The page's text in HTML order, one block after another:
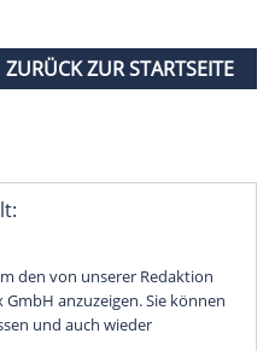
ZURÜCK ZUR STARTSEITE
den von unserer Redaktion
anzuzeigen. Sie können
und auch wieder